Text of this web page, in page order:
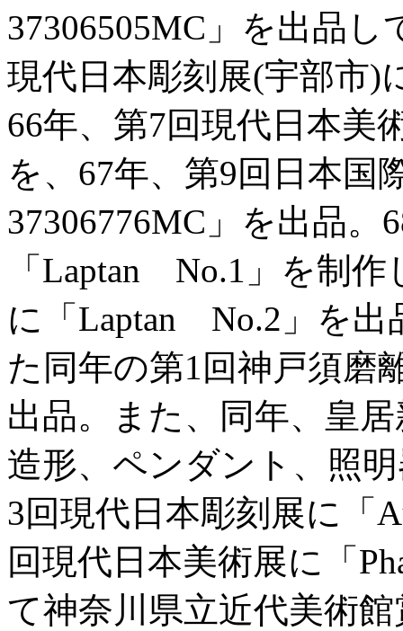
37306505MC」を出品
現代日本彫刻展(宇部市)
66年、第7回現代日本美
を、67年、第9回日本国
37306776MC」を出品。
「Laptan No.1」を制
に「Laptan No.2」を出
た同年の第1回神戸須磨
出品。また、同年、皇
造形、ペンダント、照
3回現代日本彫刻展に「
回現代日本美術展に「
て神奈川県立近代美術